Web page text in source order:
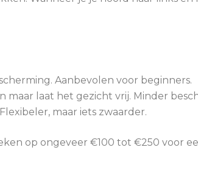
Aanbevolen voor beginners.
laat het gezicht vrij. Minder
maar iets zwaarder.
op ongeveer €100 tot €250 voor